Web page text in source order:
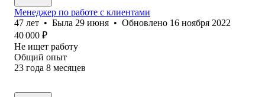
Менеджер по работе с клиентами
47 лет • Была 29 июня • Обновлено 16 ноября 2022
40 000 ₽
Не ищет работу
Общий опыт
23 года 8 месяцев